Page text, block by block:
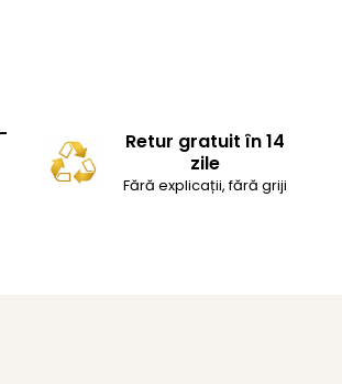
Retur gratuit în 14
zile
Fără explicații, fără griji